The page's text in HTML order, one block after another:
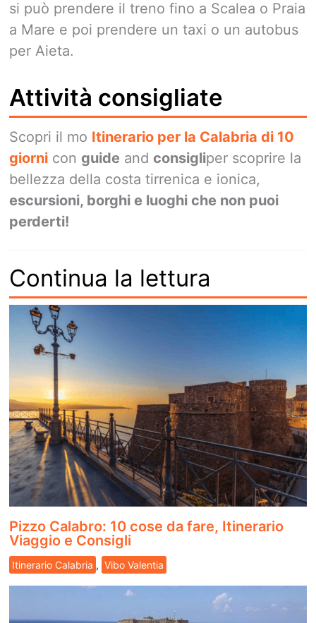
si può prendere il treno fino a Scalea o Praia
a Mare e poi prendere un taxi o un autobus
per Aieta.
Attività consigliate
Scopri il mo Itinerario per la Calabria di 10
giorni con guide and consigliper scoprire la
bellezza della costa tirrenica e ionica,
escursioni, borghi e luoghi che non puoi
perderti!
Continua la lettura
Pizzo Calabro: 10 cose da fare, Itinerario
Viaggio e Consigli
Itinerario Calabria , Vibo Valentia